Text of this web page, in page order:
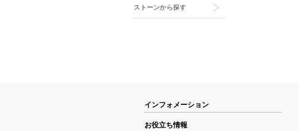
ストーンから探す
インフォメーション
お役立ち情報